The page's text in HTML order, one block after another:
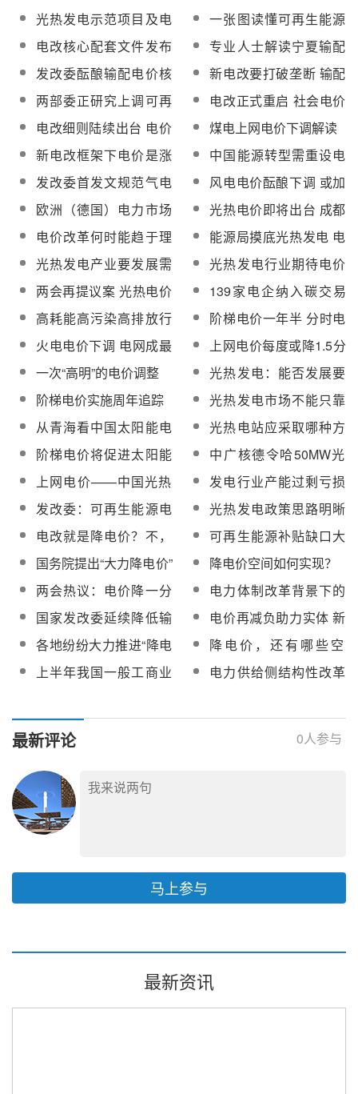
电价能有这么高？先淡
定下吧
了哪些难点？
光热发电示范项目及电
价三月份出台的可能性
有多大？
一张图读懂可再生能源
电价附加上涨原因
电改核心配套文件发布
居民电价或难逃上涨
专业人士解读宁夏输配
电价改革
发改委酝酿输配电价核
定新办法
新电改要打破垄断 输配
电价如何改革
两部委正研究上调可再
生能源电价附加征收标
准
电改正式重启 社会电价
或先降后升
电改细则陆续出台 电价
或持续走低
煤电上网电价下调解读
新电改框架下电价是涨
还是跌？
中国能源转型需重设电
价体系
发改委首发文规范气电
上网电价
风电电价酝酿下调 或加
剧弃风限电
欧洲（德国）电力市场
“负电价”
光热电价即将出台 成都
禅德参与分享千亿元市
场
电价改革何时能趋于理
性
能源局摸底光热发电 电
价不明曾致投资止步
光热发电产业要发展需
尽快出台电价政策
光热发电行业期待电价
政策尽快落地
两会再提议案 光热电价
进入决策阶段
139家电企纳入碳交易
或酝酿碳价电价联动
高耗能高污染高排放行
业预计将推行阶梯电价
阶梯电价一年半 分时电
价将推广
火电电价下调 电网成最
大受益者
上网电价每度或降1.5分
300亿补贴新能源发电
一次“高明”的电价调整
光热发电：能否发展要
看成本与电价
阶梯电价实施周年追踪
光热发电市场不能只靠
上网电价
从青海看中国太阳能电
价政策
光热电站应采取哪种方
式核定电价？
阶梯电价将促进太阳能
热利用产业发展
中广核德令哈50MW光
热发电项目仍在等电价
政策
上网电价——中国光热
发电发展之殇
发电行业产能过剩亏损
严重仍加大投资 供给侧
改革迫在眉睫
发改委：可再生能源电
价附加短期难再提高 降
补贴是必然
光热发电政策思路明晰
电价设定截止期必要且
公平
电改就是降电价？不，
靠电价来解决企业问题
是本末倒置
可再生能源补贴缺口大
上调其电价附加标准或
有望治霾？
国务院提出“大力降电价”
降价空间有多大？
降电价空间如何实现？
两会热议：电价降一分
企业减负上百亿
电力体制改革背景下的
需求响应及电价发展趋
势
国家发改委延续降低输
配电价、清理收费的降
电价思路
电价再减负助力实体 新
经济成用电增量“大户”
各地纷纷大力推进“降电
价” 探寻电价机制背后的
逻辑
降电价，还有哪些空
间？
上半年我国一般工商业
电力供给侧结构性改革
最新评论 0人参与
马上参与
最新资讯